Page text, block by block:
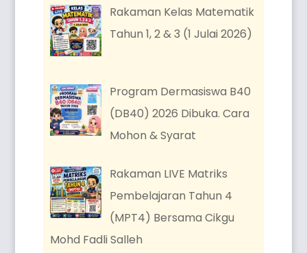
Rakaman Kelas Matematik
Tahun 1, 2 & 3 (1 Julai 2026)
Program Dermasiswa B40
(DB40) 2026 Dibuka. Cara
Mohon & Syarat
Rakaman LIVE Matriks
Pembelajaran Tahun 4
(MPT4) Bersama Cikgu
Mohd Fadli Salleh